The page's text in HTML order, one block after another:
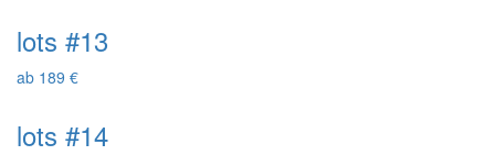
lots #13
ab 189 €
lots #14